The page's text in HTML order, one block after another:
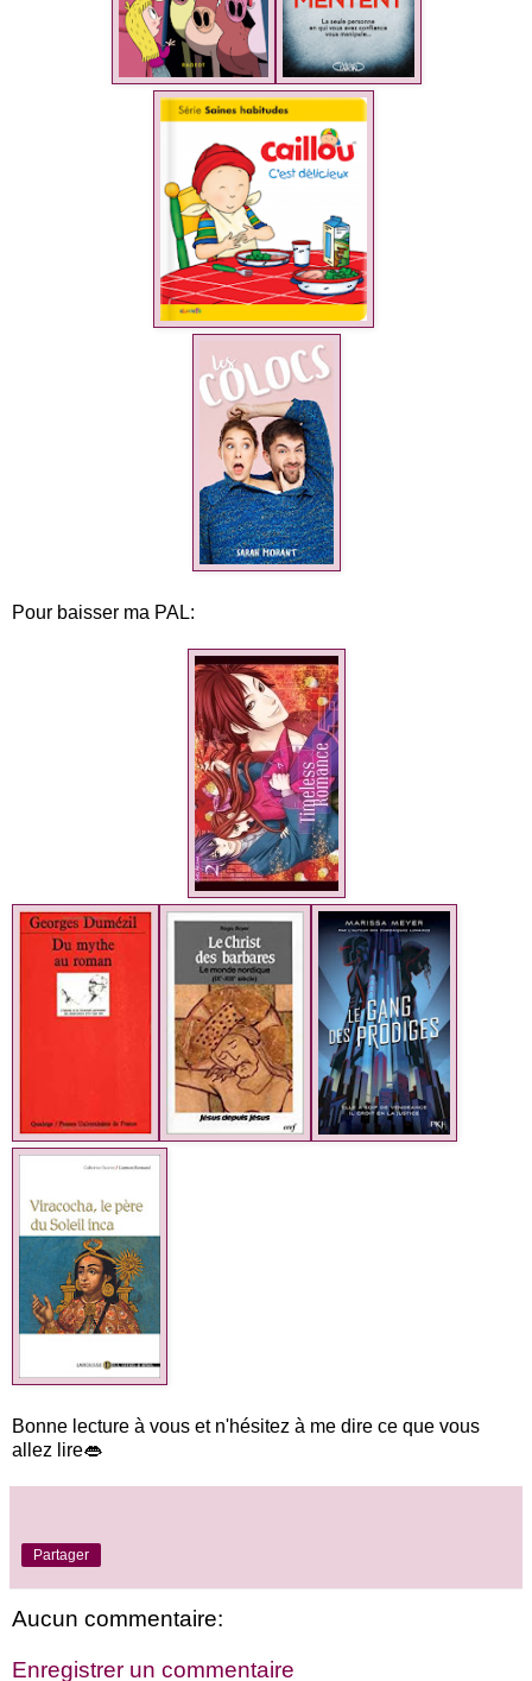
Pour baisser ma PAL:
Bonne lecture à vous et n'hésitez à me dire ce que vous
allez lire👄
Partager
Aucun commentaire:
Enregistrer un commentaire